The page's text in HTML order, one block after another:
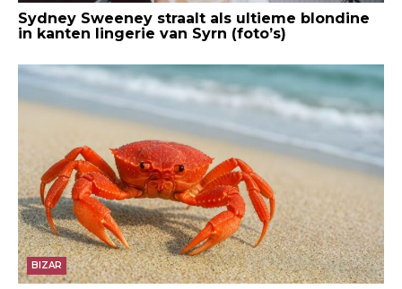
Sydney Sweeney straalt als ultieme blondine
in kanten lingerie van Syrn (foto’s)
BIZAR